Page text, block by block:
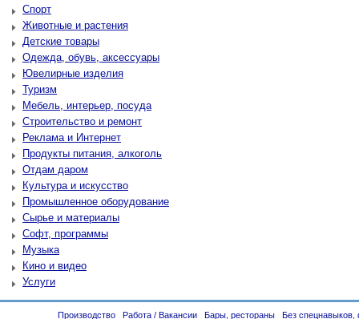
Спорт
Животные и растения
Детские товары
Одежда, обувь, аксессуары
Ювелирные изделия
Туризм
Мебель, интерьер, посуда
Строительство и ремонт
Реклама и Интернет
Продукты питания, алкоголь
Отдам даром
Культура и искусство
Промышленное оборудование
Сырье и материалы
Софт, программы
Музыка
Кино и видео
Услуги
Производство Работа / Вакансии Бары, рестораны
Без спецнавыков,